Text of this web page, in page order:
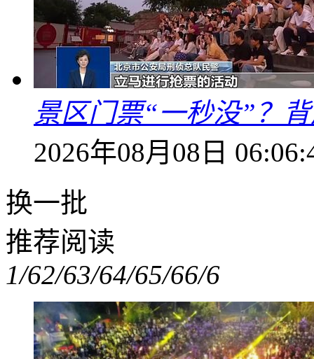
景区门票“一秒没”？
2026年08月08日
换一批
推荐阅读
1/62/63/64/65/66/6